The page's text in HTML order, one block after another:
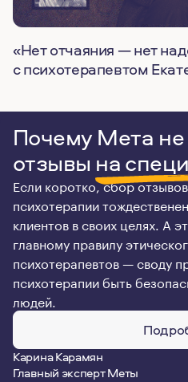
«Нет отчаяния — нет
с психотерапевтом
Почему Мета не
отзывы на
Если коротко, сбор
психотерапии
клиентов в своих целях. А
главному правилу
психотерапевтов — своду
психотерапии быть
людей.
Карина Карамян
Главный эксперт Меты